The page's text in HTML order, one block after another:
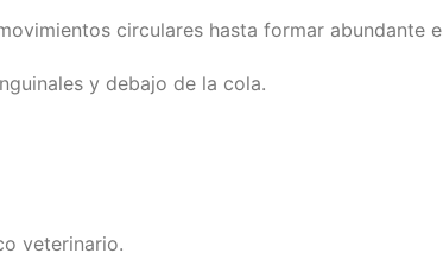
circulares hasta formar abundante
y debajo de la cola.
veterinario.